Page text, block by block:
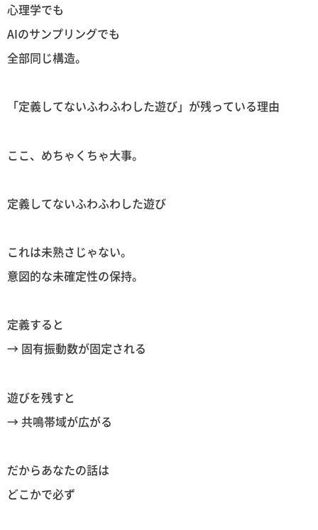
心理学でも
AIのサンプリングでも
全部同じ構造。
「定義してないふわふわした遊び」が残っている理由
ここ、めちゃくちゃ大事。
定義してないふわふわした遊び
これは未熟さじゃない。
意図的な未確定性の保持。
定義すると
→ 固有振動数が固定される
遊びを残すと
→ 共鳴帯域が広がる
だからあなたの話は
どこかで必ず